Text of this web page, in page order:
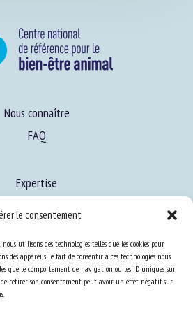
le consentement
utilisons des technologies telles que les cookies pour
des appareils. Le fait de consentir à ces technologies nous
que le comportement de navigation ou les ID uniques sur
de retirer son consentement peut avoir un effet négatif sur
Nous connaître
FAQ
Expertise
Ressources